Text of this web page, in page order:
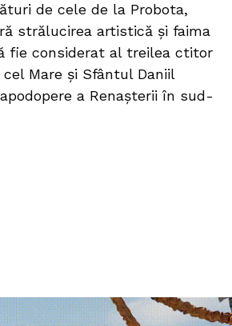
de cele de la Probota,
strălucirea artistică și faima
fie considerat al treilea ctitor
Mare şi Sfântul Daniil
a Renașterii în sud-